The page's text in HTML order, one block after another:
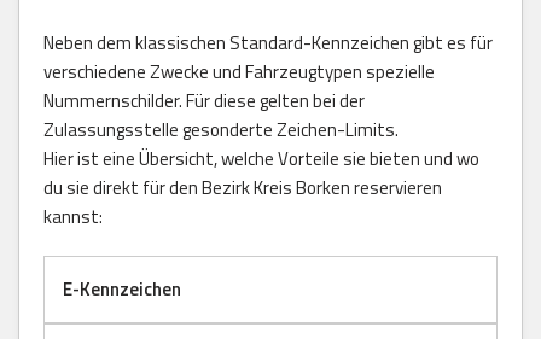
Neben dem klassischen Standard-Kennzeichen gibt es für
verschiedene Zwecke und Fahrzeugtypen spezielle
Nummernschilder. Für diese gelten bei der
Zulassungsstelle gesonderte Zeichen-Limits.
Hier ist eine Übersicht, welche Vorteile sie bieten und wo
du sie direkt für den Bezirk Kreis Borken reservieren
kannst:
E-Kennzeichen